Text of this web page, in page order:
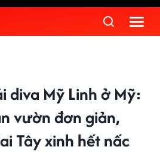
diva Mỹ Linh ở Mỹ:
vườn đơn giản,
Tây xinh hết nấc